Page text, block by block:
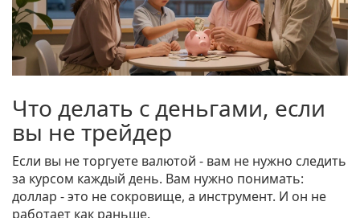
Что делать с деньгами, если
вы не трейдер
Если вы не торгуете валютой - вам не нужно следить
за курсом каждый день. Вам нужно понимать:
доллар - это не сокровище, а инструмент. И он не
работает как раньше.